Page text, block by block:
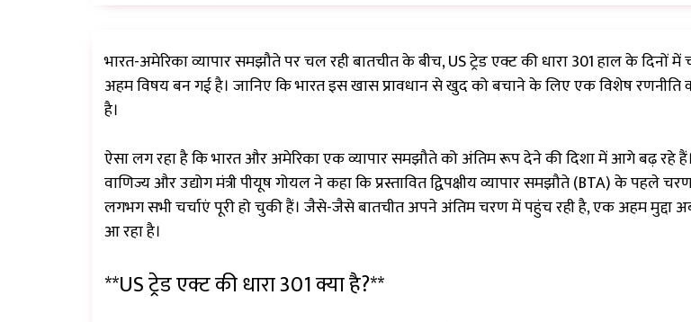
भारत-अमेरिका व्यापार समझौते पर चल रही बातचीत के बीच, US ट्रेड एक्ट की धारा 301 हाल के दिनों में
अहम विषय बन गई है। जानिए कि भारत इस खास प्रावधान से खुद को बचाने के लिए एक विशेष रणनीति
है।
ऐसा लग रहा है कि भारत और अमेरिका एक व्यापार समझौते को अंतिम रूप देने की दिशा में आगे बढ़ रहे
वाणिज्य और उद्योग मंत्री पीयूष गोयल ने कहा कि प्रस्तावित द्विपक्षीय व्यापार समझौते (BTA) के पहले
लगभग सभी चर्चाएं पूरी हो चुकी हैं। जैसे-जैसे बातचीत अपने अंतिम चरण में पहुंच रही है, एक अहम मुद्दा
आ रहा है।
**US ट्रेड एक्ट की धारा 301 क्या है?**